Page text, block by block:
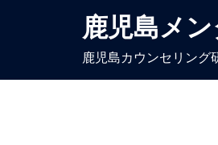
鹿児島メ
鹿児島カウンセリング